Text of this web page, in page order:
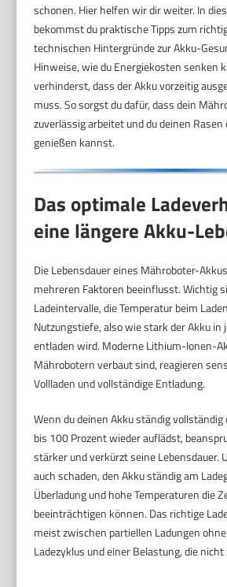
schonen. Hier helfen wir dir weiter. In
bekommst du praktische Tipps zum
technischen Hintergründe zur Akku-
Hinweise, wie du Energiekosten senken
verhinderst, dass der Akku vorzeitig
muss. So sorgst du dafür, dass dein
zuverlässig arbeitet und du deinen
genießen kannst.
Das optimale
eine längere Akku-
Die Lebensdauer eines Mähroboter-
mehreren Faktoren beeinflusst. Wichtig
Ladeintervalle, die Temperatur beim
Nutzungstiefe, also wie stark der Akku in
entladen wird. Moderne Lithium-Ionen-
Mährobotern verbaut sind, reagieren
Vollladen und vollständige Entladung.
Wenn du deinen Akku ständig
bis 100 Prozent wieder auflädst,
stärker und verkürzt seine Lebensdauer.
auch schaden, den Akku ständig am
Überladung und hohe Temperaturen die
beeinträchtigen können. Das richtige
meist zwischen partiellen Ladungen
Ladezyklus und einer Belastung, die